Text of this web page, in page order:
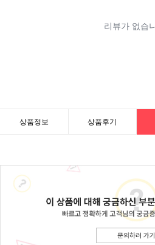
상품정보 상품후기